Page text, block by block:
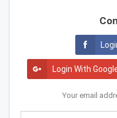
Login With
Your email